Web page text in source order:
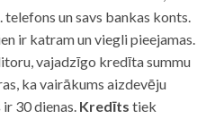
un savs bankas konts.
ir katram un viegli pieejamas.
vajadzīgo kredīta summu
ka vairākums aizdevēju
30 dienas. Kredīts tiek